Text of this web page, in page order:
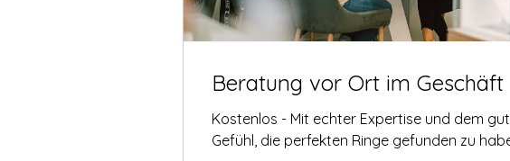
Beratung vor Ort im Geschäft
Kostenlos - Mit echter Expertise und dem
Gefühl, die perfekten Ringe gefunden zu